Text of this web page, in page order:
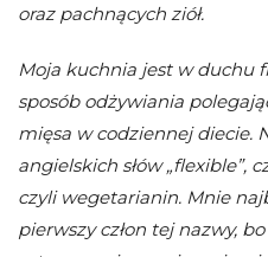
oraz pachnących ziół.
Moja kuchnia jest w duchu
sposób odżywiania
mięsa w codziennej diecie.
angielskich słów „flexible”,
czyli wegetarianin. Mnie
pierwszy człon tej nazwy,